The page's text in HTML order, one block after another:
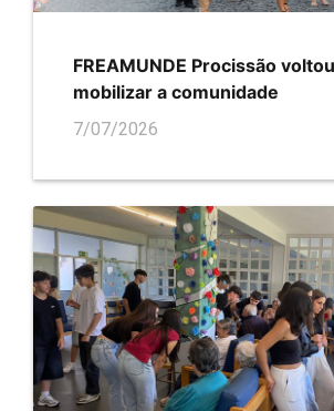
FREAMUNDE Procissão
mobilizar a comunidade
7/07/2026